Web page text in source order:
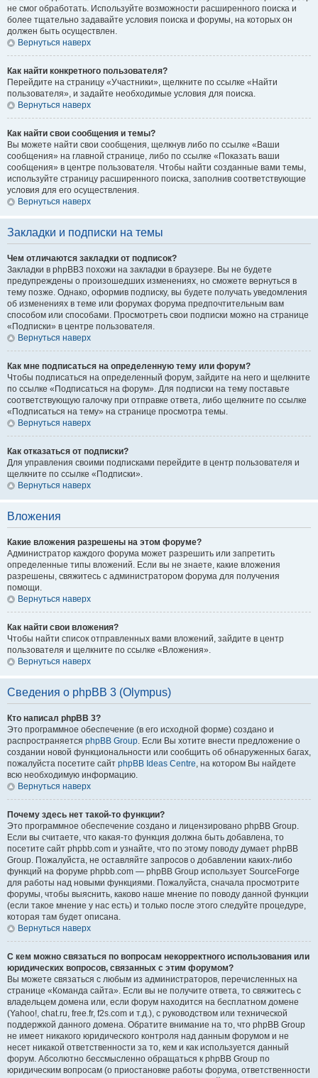
не смог обработать. Используйте возможности расширенного поиска и
более тщательно задавайте условия поиска и форумы, на которых он
должен быть осуществлен.
Вернуться наверх
Как найти конкретного пользователя?
Перейдите на страницу «Участники», щелкните по ссылке «Найти
пользователя», и задайте необходимые условия для поиска.
Вернуться наверх
Как найти свои сообщения и темы?
Вы можете найти свои сообщения, щелкнув либо по ссылке «Ваши
сообщения» на главной странице, либо по ссылке «Показать ваши
сообщения» в центре пользователя. Чтобы найти созданные вами темы,
используйте страницу расширенного поиска, заполнив соответствующие
условия для его осуществления.
Вернуться наверх
Закладки и подписки на темы
Чем отличаются закладки от подписок?
Закладки в phpBB3 похожи на закладки в браузере. Вы не будете
предупреждены о произошедших изменениях, но сможете вернуться в
тему позже. Однако, оформив подписку, вы будете получать уведомления
об изменениях в теме или форумах форума предпочтительным вам
способом или способами. Просмотреть свои подписки можно на странице
«Подписки» в центре пользователя.
Вернуться наверх
Как мне подписаться на определенную тему или форум?
Чтобы подписаться на определенный форум, зайдите на него и щелкните
по ссылке «Подписаться на форум». Для подписки на тему поставьте
соответствующую галочку при отправке ответа, либо щелкните по ссылке
«Подписаться на тему» на странице просмотра темы.
Вернуться наверх
Как отказаться от подписки?
Для управления своими подписками перейдите в центр пользователя и
щелкните по ссылке «Подписки».
Вернуться наверх
Вложения
Какие вложения разрешены на этом форуме?
Администратор каждого форума может разрешить или запретить
определенные типы вложений. Если вы не знаете, какие вложения
разрешены, свяжитесь с администратором форума для получения
помощи.
Вернуться наверх
Как найти свои вложения?
Чтобы найти список отправленных вами вложений, зайдите в центр
пользователя и щелкните по ссылке «Вложения».
Вернуться наверх
Сведения о phpBB 3 (Olympus)
Кто написал phpBB 3?
Это программное обеспечение (в его исходной форме) создано и
распространяется phpBB Group. Если Вы хотите внести предложение о
создании новой функциональности или сообщить об обнаруженных багах,
пожалуйста посетите сайт phpBB Ideas Centre, на котором Вы найдете
всю необходимую информацию.
Вернуться наверх
Почему здесь нет такой-то функции?
Это программное обеспечение создано и лицензировано phpBB Group.
Если вы считаете, что какая-то функция должна быть добавлена, то
посетите сайт phpbb.com и узнайте, что по этому поводу думает phpBB
Group. Пожалуйста, не оставляйте запросов о добавлении каких-либо
функций на форуме phpbb.com — phpBB Group использует SourceForge
для работы над новыми функциями. Пожалуйста, сначала просмотрите
форумы, чтобы выяснить, каково наше мнение по поводу данной функции
(если такое мнение у нас есть) и только после этого следуйте процедуре,
которая там будет описана.
Вернуться наверх
С кем можно связаться по вопросам некорректного использования или
юридических вопросов, связанных с этим форумом?
Вы можете связаться с любым из администраторов, перечисленных на
странице «Команда сайта». Если вы не получите ответа, то свяжитесь с
владельцем домена или, если форум находится на бесплатном домене
(Yahoo!, chat.ru, free.fr, f2s.com и т.д.), с руководством или технической
поддержкой данного домена. Обратите внимание на то, что phpBB Group
не имеет никакого юридического контроля над данным форумом и не
несет никакой ответственности за то, кем и как используется данный
форум. Абсолютно бессмысленно обращаться к phpBB Group по
юридическим вопросам (о приостановке работы форума, ответственности